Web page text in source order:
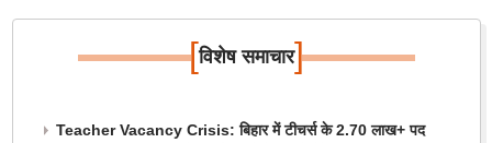
[विशेष समाचार]
Teacher Vacancy Crisis: बिहार में टीचर्स के 2.70 लाख+ पद